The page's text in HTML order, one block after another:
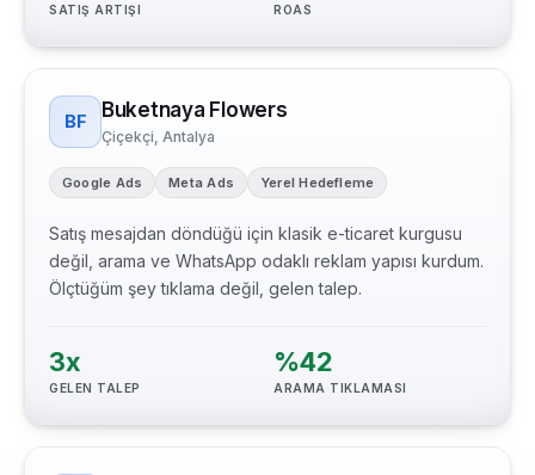
SATIŞ ARTIŞI ROAS
BF Buketnaya Flowers
Çiçekçi, Antalya
Google Ads Meta Ads Yerel Hedefleme
Satış mesajdan döndüğü için klasik e-ticaret kurgusu
değil, arama ve WhatsApp odaklı reklam yapısı kurdum.
Ölçtüğüm şey tıklama değil, gelen talep.
3x
GELEN TALEP
%42
ARAMA TIKLAMASI